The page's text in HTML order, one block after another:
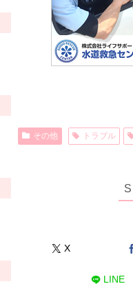
その他 トラブル
X
LINE